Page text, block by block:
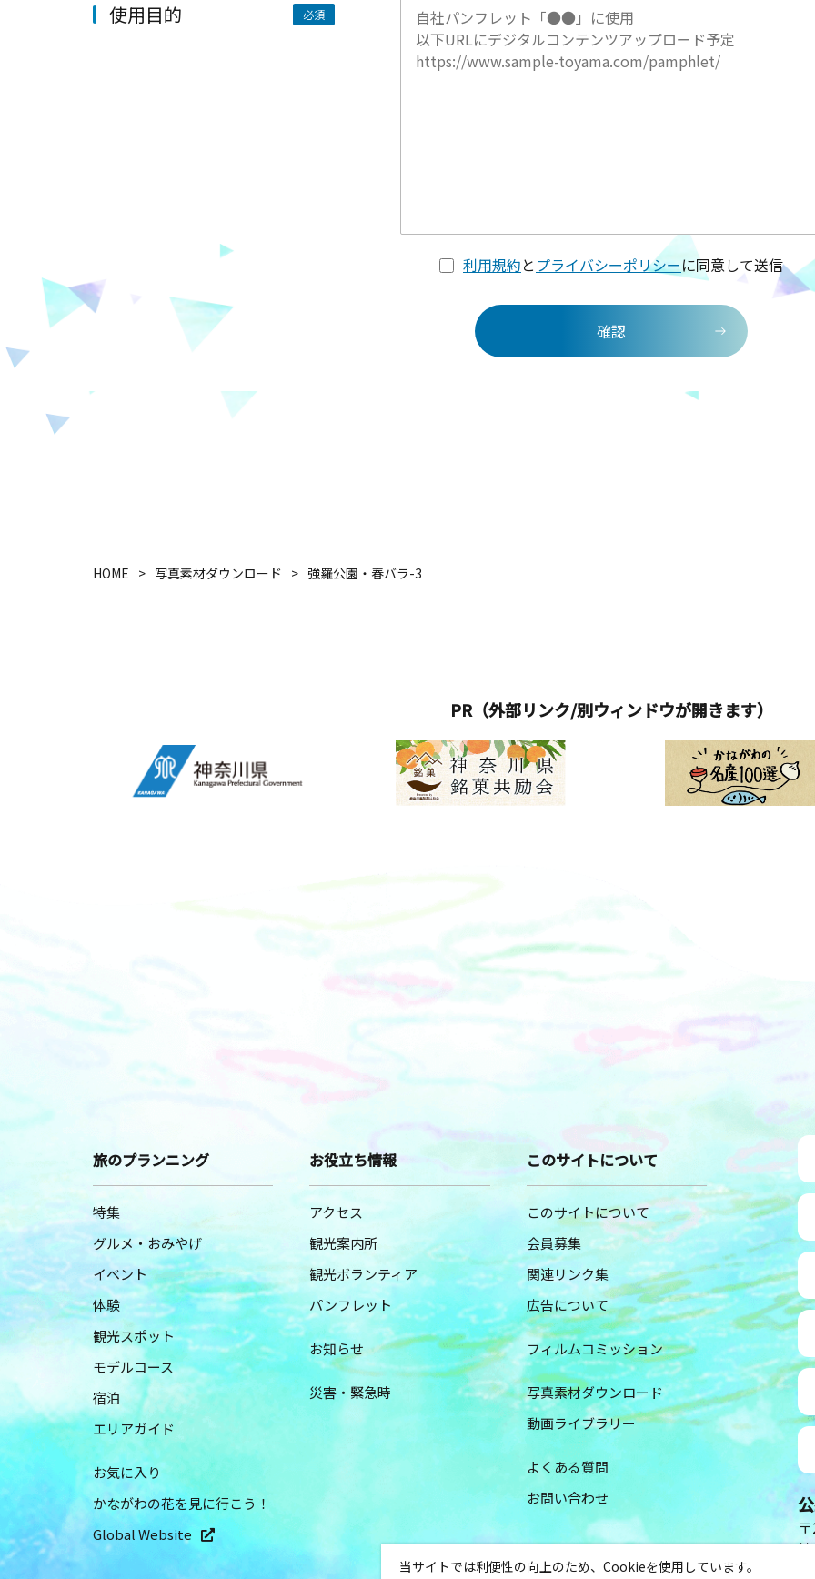
使用目的
利用規約と プライバシーポリシーに同意して送信
確認
HOME 写真素材ダウンロード 強羅公園・春バラ-3
PR（外部リンク/別ウィンドウが開きます）
旅のプランニング
特集
グルメ・おみやげ
イベント
体験
観光スポット
モデルコース
宿泊
エリアガイド
お気に入り
かながわの花を見に行こう！
Global Website
お役立ち情報
アクセス
観光案内所
観光ボランティア
パンフレット
お知らせ
災害・緊急時
このサイトについて
このサイトについて
会員募集
関連リンク集
広告について
フィルムコミッション
写真素材ダウンロード
動画ライブラリー
よくある質問
お問い合わせ
当サイトでは利便性の向上のため、Cookieを使用しています。